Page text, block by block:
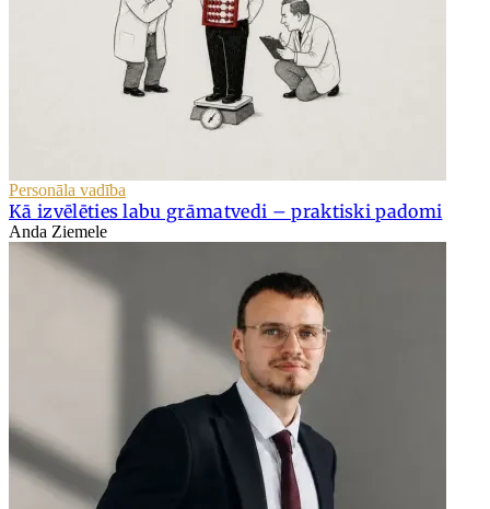
Personāla vadība
Kā izvēlēties labu grāmatvedi – praktiski padomi
Anda Ziemele